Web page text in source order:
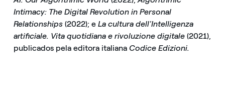
Intimacy: The Digital Revolution in Personal
Relationships (2022); e La cultura dell'Intelligenza
artificiale. Vita quotidiana e rivoluzione digitale(2021),
publicados pela editora italiana Codice Edizioni.